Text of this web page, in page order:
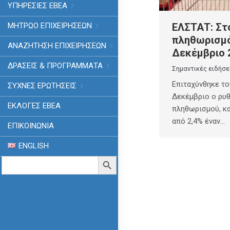
ΥΠΗΡΕΣΙΕΣ ΕΒΕΑ
ΜΗΤΡΩΟ ΕΠΙΧΕΙΡΗΣΕΩΝ
ΑΝΑΖΗΤΗΣΗ ΕΠΙΧΕΙΡΗΣΕΩΝ
ΔΡΑΣΕΙΣ & ΠΡΟΓΡΑΜΜΑΤΑ
ΣΥΧΝΕΣ ΕΡΩΤΗΣΕΙΣ
ΕΚΛΟΓΈΣ ΕΒΕΑ
ΕΠΙΚΟΙΝΩΝΙΑ
ENGLISH
Search
Search Button
ΕΛΣΤΑΤ:
Δεκέμβριο
Σημαντικές
Επιταχύνθηκε
Δεκέμβριο ο
πληθωρισμού,
από 2,4% έναν…